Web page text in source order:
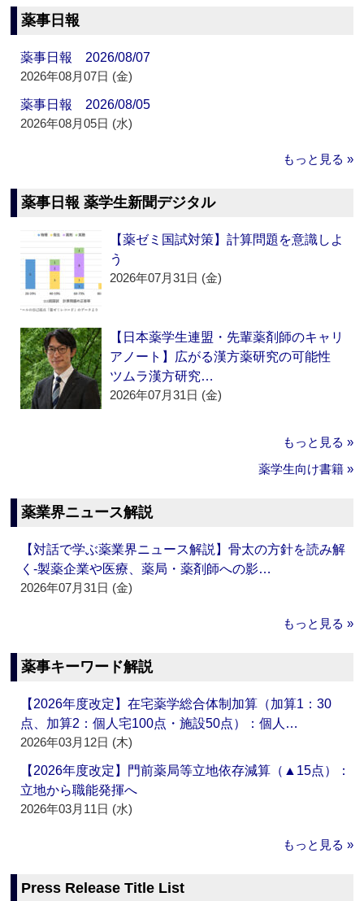
薬事日報
薬事日報 2026/08/07
2026年08月07日 (金)
薬事日報 2026/08/05
2026年08月05日 (水)
もっと見る »
薬事日報 薬学生新聞デジタル
【薬ゼミ国試対策】計算問題を意識しよ
う
2026年07月31日 (金)
【日本薬学生連盟・先輩薬剤師のキャリ
アノート】広がる漢方薬研究の可能性
ツムラ漢方研究…
2026年07月31日 (金)
もっと見る »
薬学生向け書籍 »
薬業界ニュース解説
【対話で学ぶ薬業界ニュース解説】骨太の方針を読み解
く‐製薬企業や医療、薬局・薬剤師への影…
2026年07月31日 (金)
もっと見る »
薬事キーワード解説
【2026年度改定】在宅薬学総合体制加算（加算1：30
点、加算2：個人宅100点・施設50点）：個人…
2026年03月12日 (木)
【2026年度改定】門前薬局等立地依存減算（▲15点）：
立地から職能発揮へ
2026年03月11日 (水)
もっと見る »
Press Release Title List